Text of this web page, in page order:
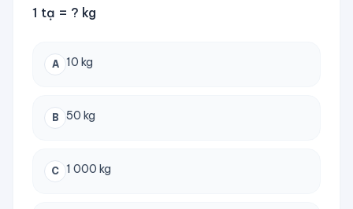
1 tạ = ? kg
A 10 kg
B 50 kg
C 1 000 kg